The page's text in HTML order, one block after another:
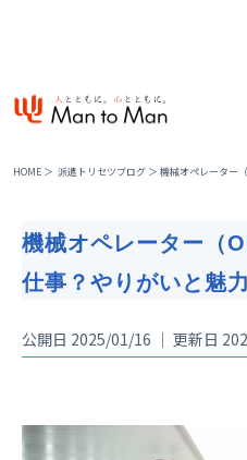
HOME ＞ 派遣トリセツブログ ＞ 機械オペレーター
機械オペレーター（
仕事？やりがいと魅
公開日 2025/01/16 ｜ 更新日